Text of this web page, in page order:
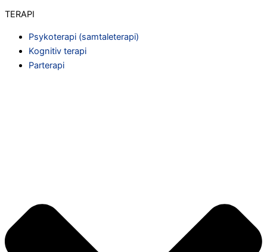
TERAPI
Psykoterapi (samtaleterapi)
Kognitiv terapi
Parterapi